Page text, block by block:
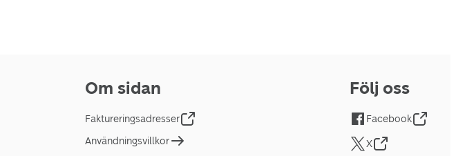
Om sidan
Faktureringsadresser
Användningsvillkor
Följ oss
Facebook
X